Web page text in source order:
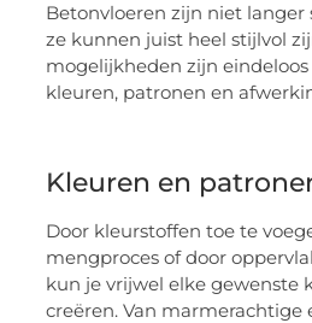
Betonvloeren zijn niet langer
ze kunnen juist heel stijlvol
mogelijkheden zijn
kleuren, patronen en
Kleuren en
Door kleurstoffen toe te
mengproces of door
kun je vrijwel elke gewenste
creëren. Van marmerachtige